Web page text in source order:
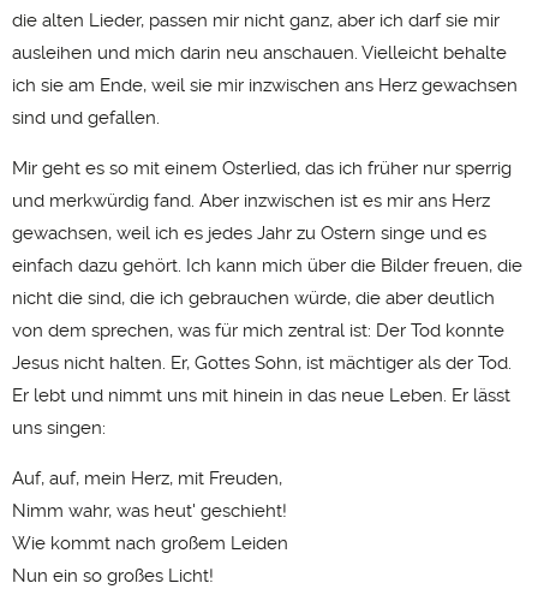
die alten Lieder, passen mir nicht ganz, aber ich darf sie mir
ausleihen und mich darin neu anschauen. Vielleicht behalte
ich sie am Ende, weil sie mir inzwischen ans Herz gewachsen
sind und gefallen.
Mir geht es so mit einem Osterlied, das ich früher nur sperrig
und merkwürdig fand. Aber inzwischen ist es mir ans Herz
gewachsen, weil ich es jedes Jahr zu Ostern singe und es
einfach dazu gehört. Ich kann mich über die Bilder freuen, die
nicht die sind, die ich gebrauchen würde, die aber deutlich
von dem sprechen, was für mich zentral ist: Der Tod konnte
Jesus nicht halten. Er, Gottes Sohn, ist mächtiger als der Tod.
Er lebt und nimmt uns mit hinein in das neue Leben. Er lässt
uns singen:
Auf, auf, mein Herz, mit Freuden,
Nimm wahr, was heut' geschieht!
Wie kommt nach großem Leiden
Nun ein so großes Licht!